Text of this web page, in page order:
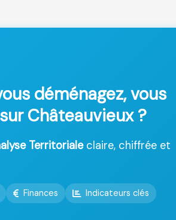
déménagez, vous
Châteauvieux ?
Territorialeclaire, chiffrée et
Finances Indicateurs clés